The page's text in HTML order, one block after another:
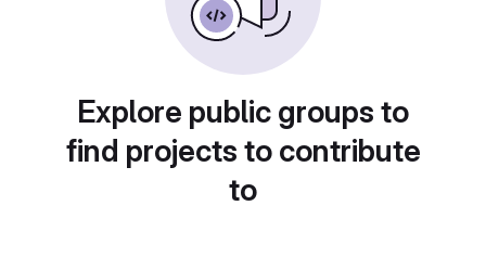
Explore public groups to
find projects to contribute
to